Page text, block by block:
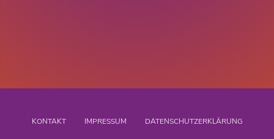
KONTAKT IMPRESSUM DATENSCHUTZERKLÄRUNG